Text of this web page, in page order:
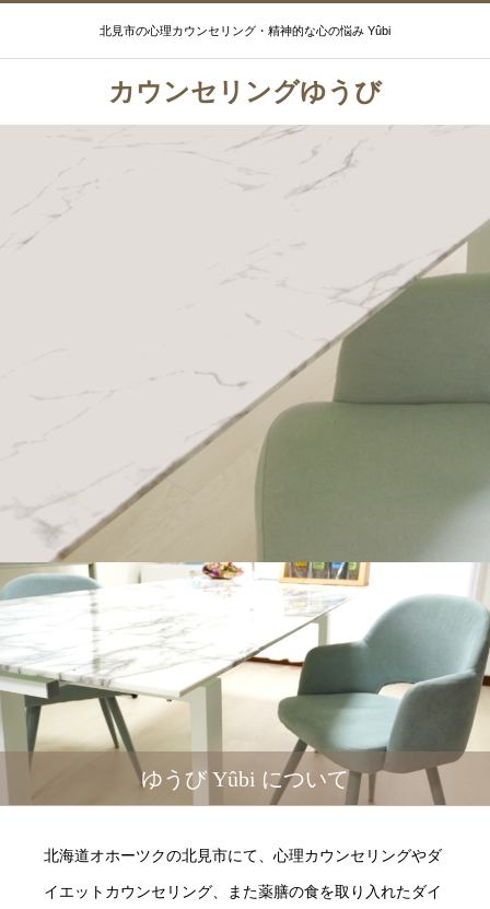
北見市の心理カウンセリング・精神的な心の悩み Yûbi
カウンセリングゆうび
カウンセリング ゆうび Yûbi
ゆうび Yûbi について
北海道オホーツクの北見市にて、心理カウンセリングやダ
イエットカウンセリング、また薬膳の食を取り入れたダイ